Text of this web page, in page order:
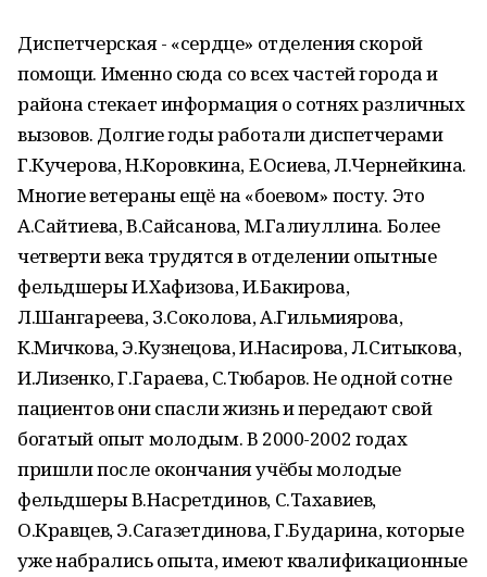
Диспетчерская - «сердце» отделения скорой
помощи. Именно сюда со всех частей города и
района стекает информация о сотнях различных
вызовов. Долгие годы работали диспетчерами
Г.Кучерова, Н.Коровкина, Е.Осиева, Л.Чернейкина.
Многие ветераны ещё на «боевом» посту. Это
А.Сайтиева, В.Сайсанова, М.Галиуллина. Более
четверти века трудятся в отделении опытные
фельдшеры И.Хафизова, И.Бакирова,
Л.Шангареева, З.Соколова, А.Гильмиярова,
К.Мичкова, Э.Кузнецова, И.Насирова, Л.Ситыкова,
И.Лизенко, Г.Гараева, С.Тюбаров. Не одной сотне
пациентов они спасли жизнь и передают свой
богатый опыт молодым. В 2000-2002 годах
пришли после окончания учёбы молодые
фельдшеры В.Насретдинов, С.Тахавиев,
О.Кравцев, Э.Сагазетдинова, Г.Бударина, которые
уже набрались опыта, имеют квалификационные